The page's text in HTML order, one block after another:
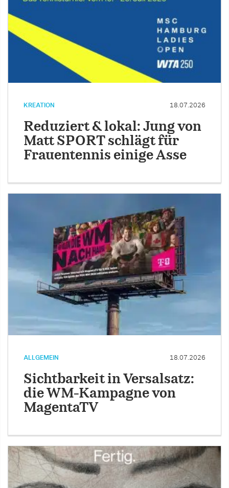
KREATION 18.07.2026
Reduziert & lokal: Jung von
Matt SPORT schlägt für
Frauentennis einige Asse
ALLGEMEIN 18.07.2026
Sichtbarkeit in Versalsatz:
die WM-Kampagne von
MagentaTV